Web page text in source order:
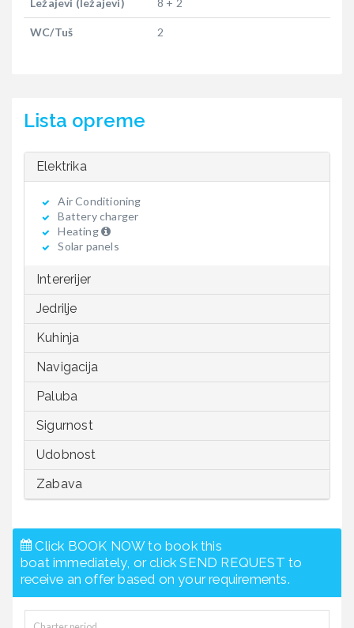
Ležajevi (ležajevi) 8 + 2
WC/Tuš 2
Lista opreme
Elektrika
Air Conditioning
Battery charger
Heating
Solar panels
Intererijer
Jedrilje
Kuhinja
Navigacija
Paluba
Sigurnost
Udobnost
Zabava
Click BOOK NOW to book this
boat immediately, or click SEND REQUEST to
receive an offer based on your requirements.